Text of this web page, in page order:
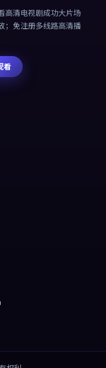
高清电视剧成功大片场
；免注册多线路高清播
看